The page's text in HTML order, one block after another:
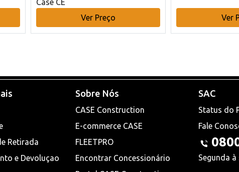
Case CE
Ver Preço
Ver
Retirada
e Devoluçao
Sobre Nós
CASE Construction
E-commerce CASE
FLEETPRO
Encontrar Concessionário
SAC
Status do
Fale
Segunda à